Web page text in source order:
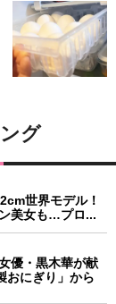
グ
世界モデル！
美女も…プロ...
優・黒木華が献
おにぎり」から